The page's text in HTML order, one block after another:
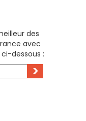
des
avec
dessous :
>